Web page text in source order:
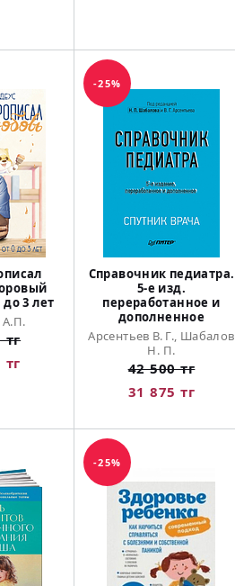
до 3 лет
А.П.
тг
тг
-25%
Справочник педиатра.
5-е изд.
переработанное и
дополненное
Арсентьев В. Г., Шабалов
Н. П.
42 500 тг
31 875 тг
-25%